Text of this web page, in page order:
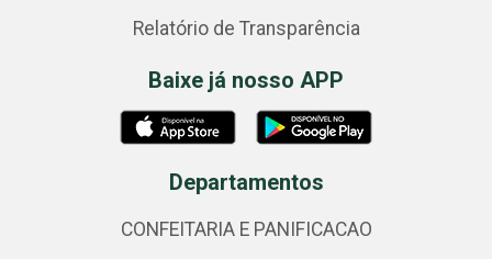
Relatório de Transparência
Baixe já nosso APP
Departamentos
CONFEITARIA E PANIFICACAO